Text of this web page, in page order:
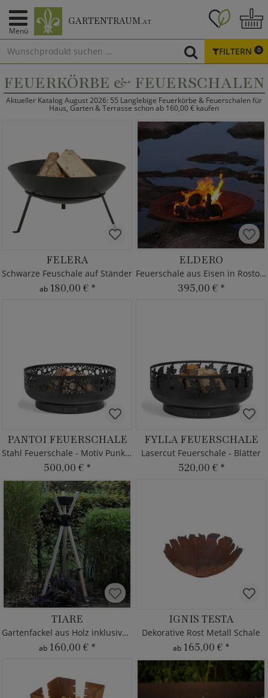
Menü
GARTENTRAUM.AT
FILTERN 0
FEUERKÖRBE & FEUERSCHALEN
Aktueller Katalog August 2026: 55 Langlebige Feuerkörbe & Feuerschalen für
Haus, Garten & Terrasse schon ab 160,00 € kaufen
FELERA
Schwarze Feuschale auf Ständer
ab 180,00 € *
ELDERO
Feuerschale aus Eisen in Rostoptik
395,00 € *
PANTOI FEUERSCHALE
Stahl Feuerschale - Motiv Punkte
500,00 € *
FYLLA FEUERSCHALE
Lasercut Feuerschale - Blätter
520,00 € *
TIARE
Gartenfackel aus Holz inklusive Kerze
ab 160,00 € *
IGNIS TESTA
Dekorative Rost Metall Schale
ab 165,00 € *